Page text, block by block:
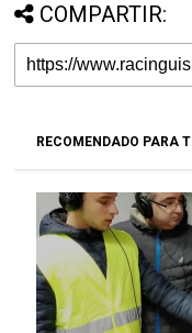
COMPARTIR:
RECOMENDADO PARA TI